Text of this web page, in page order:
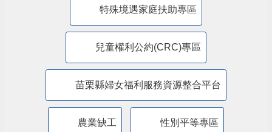
特殊境遇家庭扶助專區
兒童權利公約(CRC)專區
苗栗縣婦女福利服務資源整合平台
農業缺工 性別平等專區